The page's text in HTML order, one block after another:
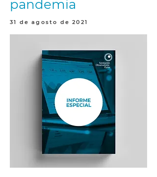
pandemia
31 de agosto de 2021